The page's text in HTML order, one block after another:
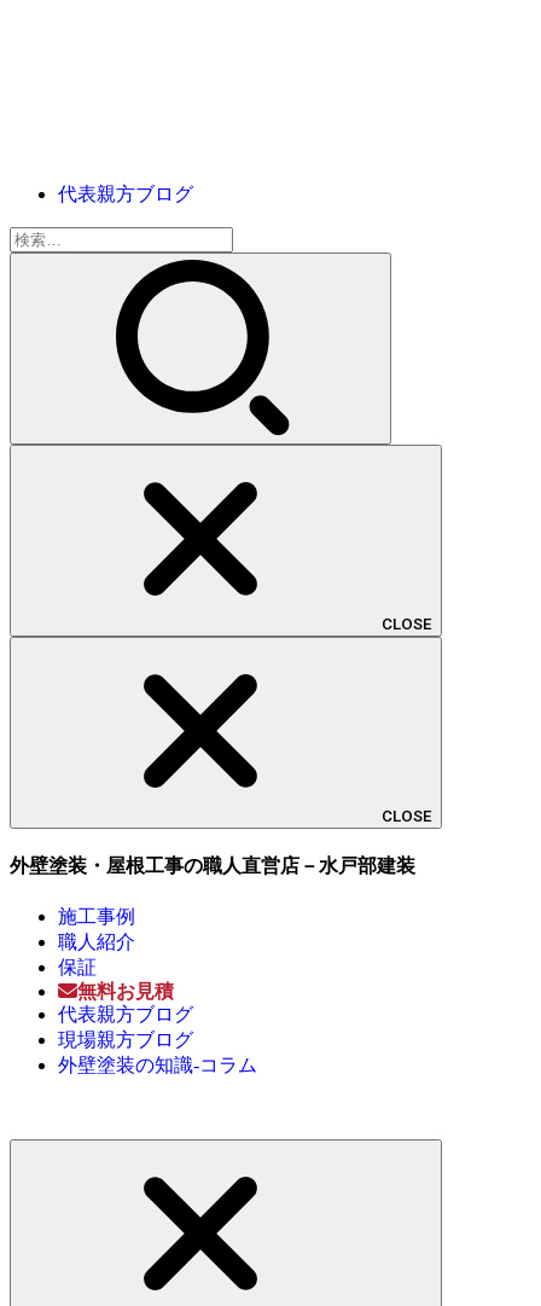
代表親方ブログ
検
索:
CLOSE
CLOSE
外壁塗装・屋根工事の職人直営店－水戸部建装
施工事例
職人紹介
保証
無料お見積
代表親方ブログ
現場親方ブログ
外壁塗装の知識-コラム